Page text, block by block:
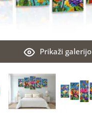
Prikaži galerijo